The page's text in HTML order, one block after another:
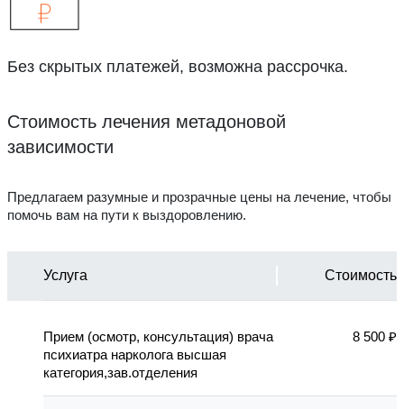
Без скрытых платежей, возможна рассрочка.
Стоимость лечения метадоновой
зависимости
Предлагаем разумные и прозрачные цены на лечение, чтобы
помочь вам на пути к выздоровлению.
Услуга Стоимость
Прием (осмотр, консультация) врача
психиатра нарколога высшая
категория,зав.отделения
8 500 ₽